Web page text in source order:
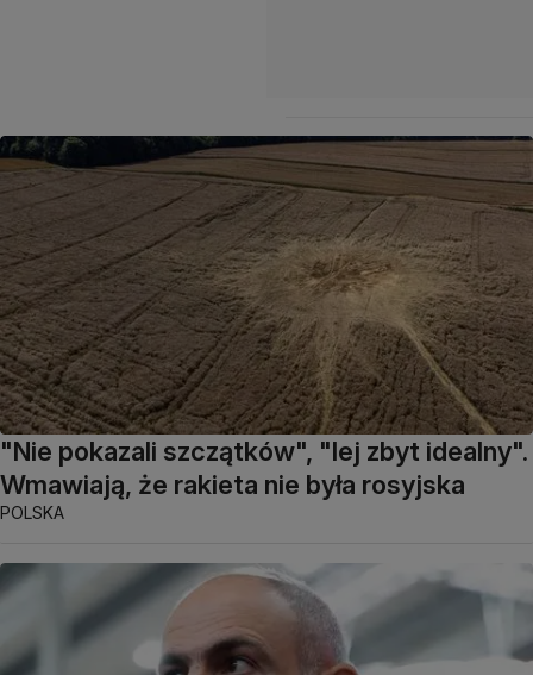
"Nie pokazali szczątków", "lej zbyt idealny".
Wmawiają, że rakieta nie była rosyjska
POLSKA